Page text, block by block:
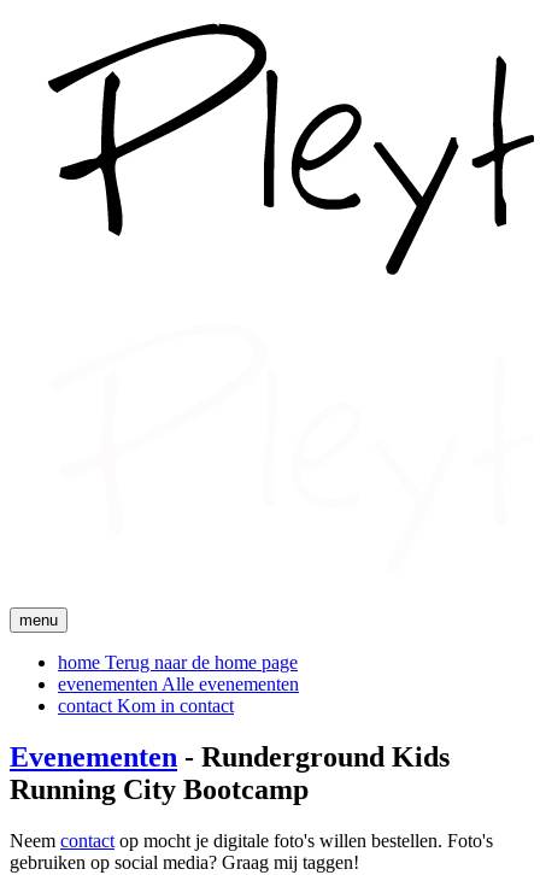
menu
home Terug naar de home page
evenementen Alle evenementen
contact Kom in contact
Evenementen - Runderground Kids
Running City Bootcamp
Neem contact op mocht je digitale foto's willen bestellen. Foto's
gebruiken op social media? Graag mij taggen!